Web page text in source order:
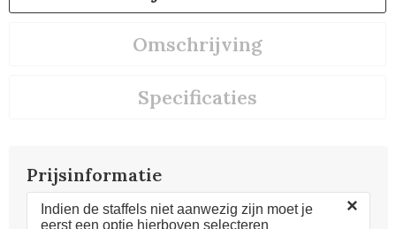
Omschrijving
Specificaties
Prijsinformatie
Indien de staffels niet aanwezig zijn moet je
eerst een optie hierboven selecteren
×